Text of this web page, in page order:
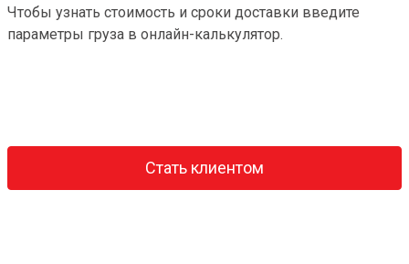
Чтобы узнать стоимость и сроки доставки введите
параметры груза в онлайн-калькулятор.
Стать клиентом